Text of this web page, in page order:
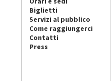
Biglietti
Servizi al pubblico
Come raggiungerci
Contatti
Press